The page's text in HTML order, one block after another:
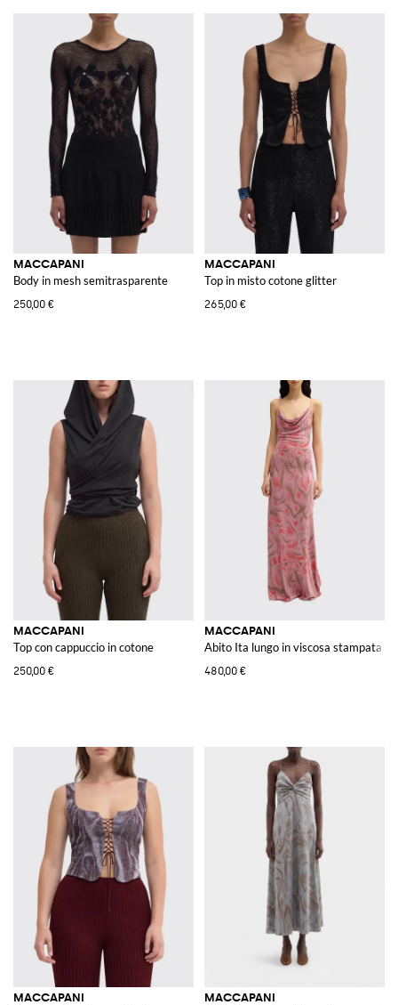
MACCAPANI
Body in mesh semitrasparente
250,00 €
MACCAPANI
Top in misto cotone glitter
265,00 €
MACCAPANI
Top con cappuccio in cotone
250,00 €
MACCAPANI
Abito Ita lungo in viscosa stampata
480,00 €
MACCAPANI MACCAPANI